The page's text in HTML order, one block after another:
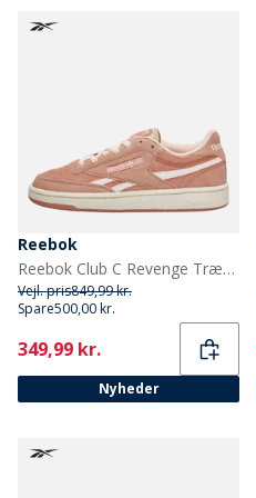
Reebok
Reebok Club C Revenge Træningssko Pink Clay/Pink Clay/Chalk
Vejl. pris849,99 kr.
Spare500,00 kr.
Current
349,99 kr.
Nyheder